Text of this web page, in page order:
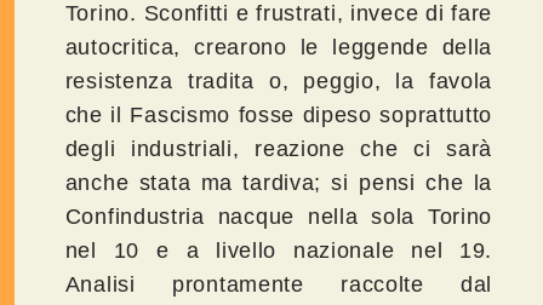
Torino. Sconfitti e frustrati, invece di fare
autocritica, crearono le leggende della
resistenza tradita o, peggio, la favola
che il Fascismo fosse dipeso soprattutto
degli industriali, reazione che ci sarà
anche stata ma tardiva; si pensi che la
Confindustria nacque nella sola Torino
nel 10 e a livello nazionale nel 19.
Analisi prontamente raccolte dal